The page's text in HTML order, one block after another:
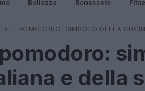
Bellezza Benessere
» IL POMODORO: SIMBOLO DELLA
e della